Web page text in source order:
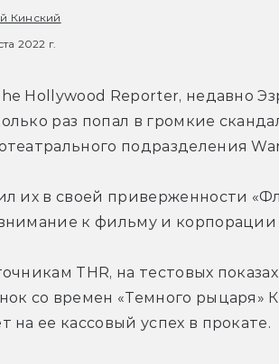
Кинский
2022 г.
Hollywood Reporter, недавно
раз попал в громкие
подразделения
их в своей приверженности
к фильму и корпорации
THR, на тестовых
со времен «Темного рыцаря»
на ее кассовый успех в прокате.